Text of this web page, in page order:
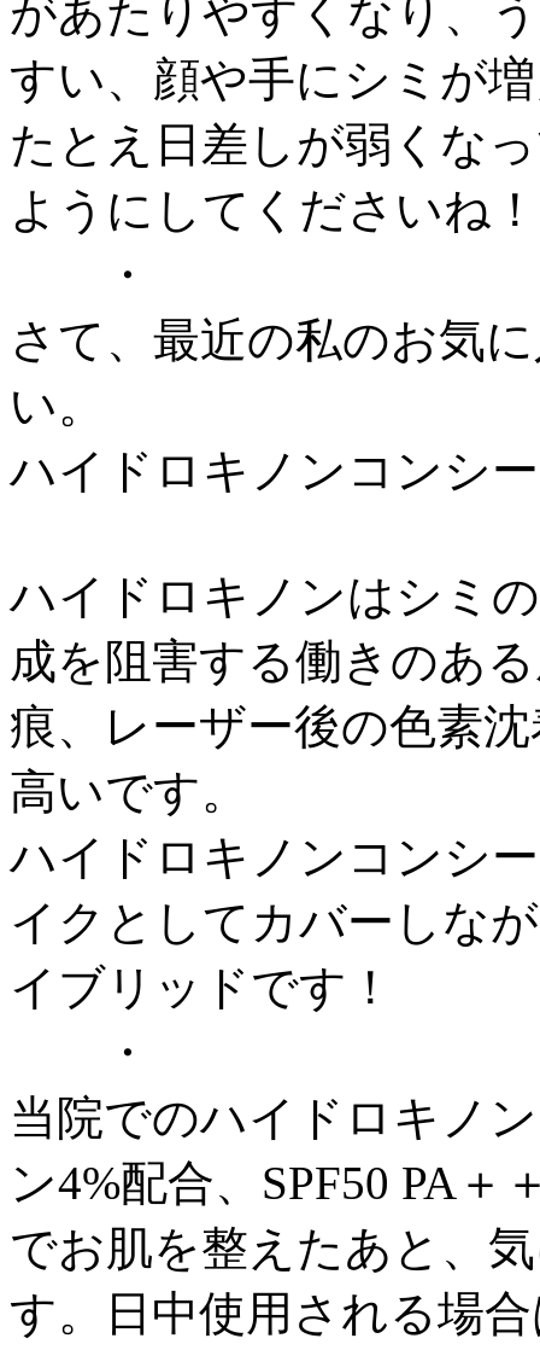
があたりやすくなり、
すい、顔や手にシミが
たとえ日差しが弱くな
ようにしてくださいね！
・
さて、最近の私のお気
い。
ハイドロキノンコンシ
ハイドロキノンはシミ
成を阻害する働きのあ
痕、レーザー後の色素
高いです。
ハイドロキノンコンシ
イクとしてカバーしな
イブリッドです！
・
当院でのハイドロキノ
ン4%配合、SPF50 PA
でお肌を整えたあと、
す。日中使用される場